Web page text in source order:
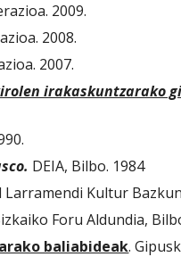
2009.
2008.
2007.
irakaskuntzarako
DEIA, Bilbo. 1984
Larramendi Kultur
Foru Aldundia,
baliabideak.